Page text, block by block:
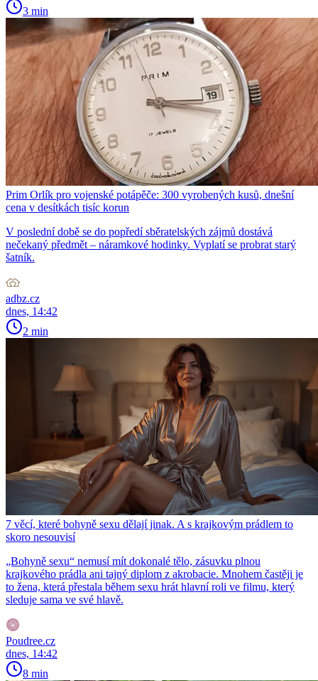
3 min
Prim Orlík pro vojenské potápěče: 300 vyrobených kusů, dnešní
cena v desítkách tisíc korun
V poslední době se do popředí sběratelských zájmů dostává
nečekaný předmět – náramkové hodinky. Vyplatí se probrat starý
šatník.
adbz.cz
dnes, 14:42
2 min
7 věcí, které bohyně sexu dělají jinak. A s krajkovým prádlem to
skoro nesouvisí
„Bohyně sexu“ nemusí mít dokonalé tělo, zásuvku plnou
krajkového prádla ani tajný diplom z akrobacie. Mnohem častěji je
to žena, která přestala během sexu hrát hlavní roli ve filmu, který
sleduje sama ve své hlavě.
Poudree.cz
dnes, 14:42
8 min